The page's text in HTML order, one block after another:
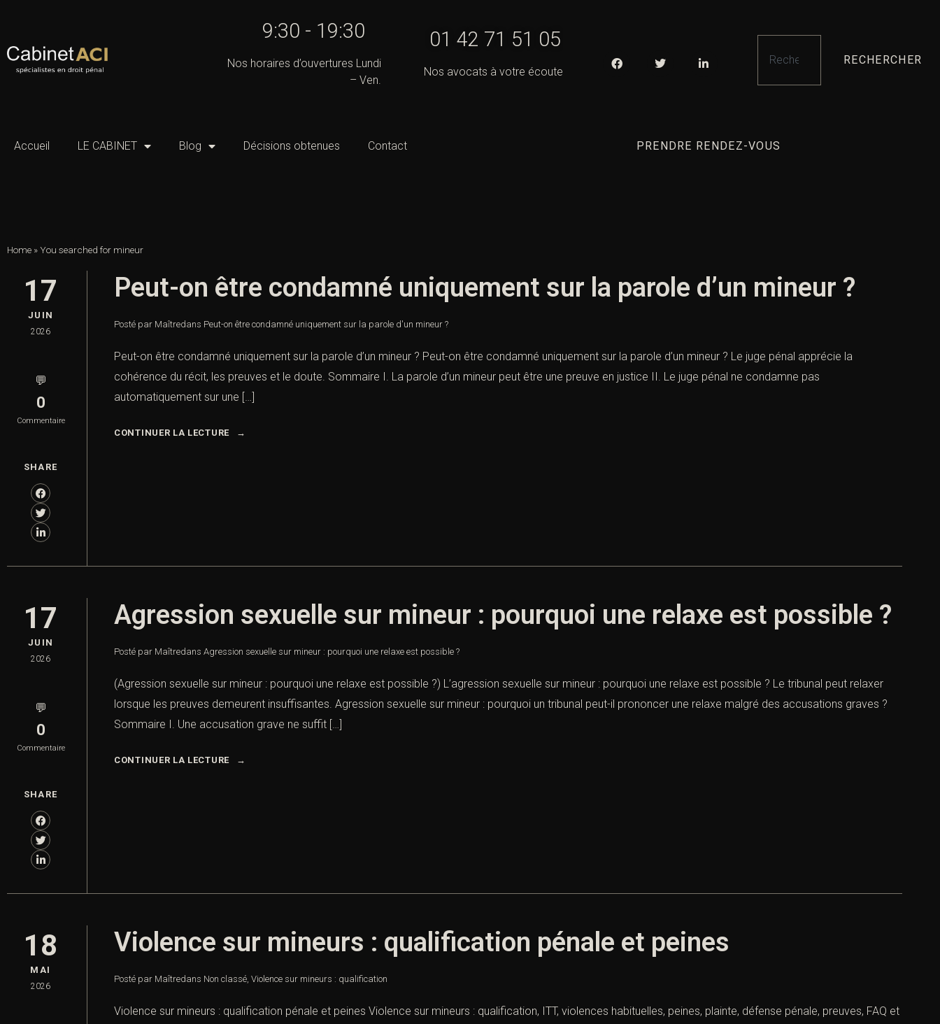
9:30 - 19:30
Nos horaires d’ouvertures Lundi
– Ven.
01 42 71 51 05
Nos avocats à votre écoute
RECHERCHER
Accueil LE CABINET Blog Décisions obtenues Contact PRENDRE RENDEZ-VOUS
Home »You searched for mineur
17
JUIN
2026
💬
0
Commentaire
SHARE
Peut-on être condamné uniquement sur la parole d’un mineur ?
Posté par Maîtredans Peut-on être condamné uniquement sur la parole d'un mineur ?
Peut-on être condamné uniquement sur la parole d’un mineur ? Peut-on être condamné uniquement sur la parole d’un mineur ? Le juge pénal apprécie la
cohérence du récit, les preuves et le doute. Sommaire I. La parole d’un mineur peut être une preuve en justice II. Le juge pénal ne condamne pas
automatiquement sur une […]
CONTINUER LA LECTURE
17
JUIN
2026
💬
0
Commentaire
SHARE
Agression sexuelle sur mineur : pourquoi une relaxe est possible ?
Posté par Maîtredans Agression sexuelle sur mineur : pourquoi une relaxe est possible ?
(Agression sexuelle sur mineur : pourquoi une relaxe est possible ?) L’agression sexuelle sur mineur : pourquoi une relaxe est possible ? Le tribunal peut relaxer
lorsque les preuves demeurent insuffisantes. Agression sexuelle sur mineur : pourquoi un tribunal peut-il prononcer une relaxe malgré des accusations graves ?
Sommaire I. Une accusation grave ne suffit […]
CONTINUER LA LECTURE
18
MAI
2026
Violence sur mineurs : qualification pénale et peines
Posté par Maîtredans Non classé, Violence sur mineurs : qualification
Violence sur mineurs : qualification pénale et peines Violence sur mineurs : qualification, ITT, violences habituelles, peines, plainte, défense pénale, preuves, FAQ et